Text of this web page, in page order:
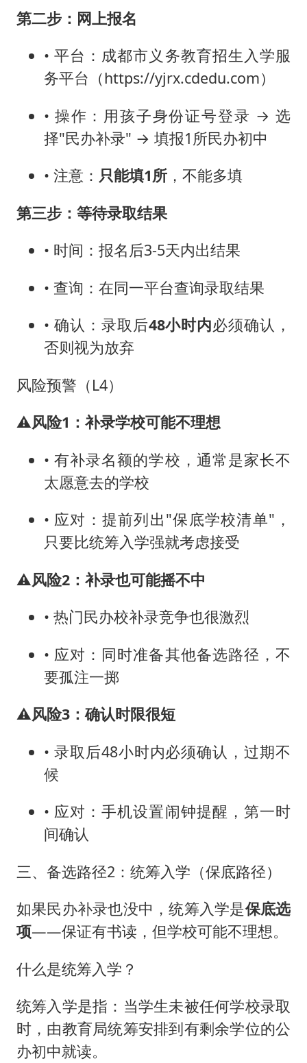
第二步：网上报名
• 平台：成都市义务教育招生入学服
务平台（https://yjrx.cdedu.com）
• 操作：用孩子身份证号登录 → 选
择"民办补录" → 填报1所民办初中
• 注意： 只能填1所，不能多填
第三步：等待录取结果
• 时间：报名后3-5天内出结果
• 查询：在同一平台查询录取结果
• 确认：录取后48小时内必须确认，
否则视为放弃
风险预警（L4）
⚠️风险1：补录学校可能不理想
• 有补录名额的学校，通常是家长不
太愿意去的学校
• 应对：提前列出"保底学校清单"，
只要比统筹入学强就考虑接受
⚠️风险2：补录也可能摇不中
• 热门民办校补录竞争也很激烈
• 应对：同时准备其他备选路径，不
要孤注一掷
⚠️风险3：确认时限很短
• 录取后48小时内必须确认，过期不
候
• 应对：手机设置闹钟提醒，第一时
间确认
三、备选路径2：统筹入学（保底路径）
如果民办补录也没中，统筹入学是保底选
项——保证有书读，但学校可能不理想。
什么是统筹入学？
统筹入学是指：当学生未被任何学校录取
时，由教育局统筹安排到有剩余学位的公
办初中就读。